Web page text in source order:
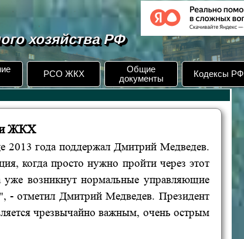
РСО ЖКХ
Общие
документы
Кодексы РФ
хозяйства РФ
ЖКХ
2013 года поддержал Дмитрий Медведев.
когда просто нужно пройти через этот
уже возникнут нормальные управляющие
- отметил Дмитрий Медведев. Президент
чрезвычайно важным, очень острым